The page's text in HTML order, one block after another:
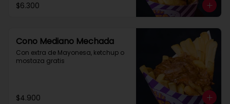
$6.300
Cono Mediano Mechada
Con extra de Mayonesa, ketchup o
mostaza gratis
$4.900